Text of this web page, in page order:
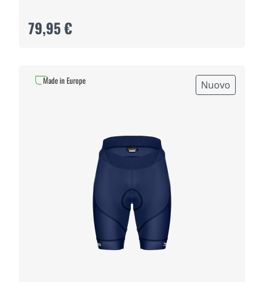
79,95 €
Nuovo
Made in Europe